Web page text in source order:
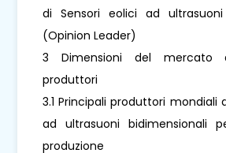
di Sensori eolici ad ultrasuoni
(Opinion Leader)
3 Dimensioni del
produttori
3.1 Principali produttori mondiali
ad ultrasuoni bidimensionali
produzione